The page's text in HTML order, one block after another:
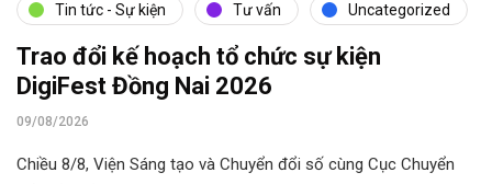
Tin tức - Sự kiện Tư vấn Uncategorized
Trao đổi kế hoạch tổ chức sự kiện
DigiFest Đồng Nai 2026
09/08/2026
Chiều 8/8, Viện Sáng tạo và Chuyển đổi số cùng Cục Chuyển